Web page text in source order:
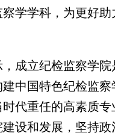
学学科，为更好
立纪检监察学院
中国特色纪检监
代重任的高素质
设和发展，坚持